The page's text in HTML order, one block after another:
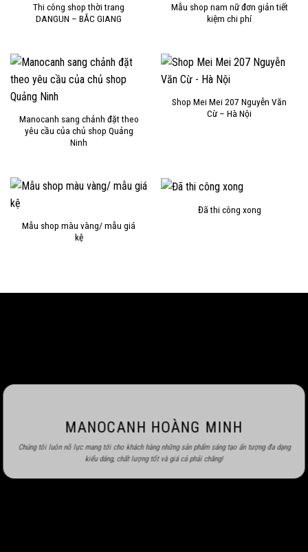
Thi công shop thời trang
DANGUN – BẮC GIANG
Mẫu shop nam nữ đơn giản tiết
kiệm chi phí
Manocanh sang chảnh đặt theo
yêu cầu của chủ shop Quảng
Ninh
Shop Mei Mei 207 Nguyễn Văn
Cừ – Hà Nội
Mẫu shop màu vàng/ mẫu giá
kệ
Đã thi công xong
MANOCANH HOÀNG MINH
Chúng tôi luôn nỗ lực mang tới cho khách hàng những sản phẩm sáng tạo ấn tượng đa dạng
kiểu dáng, chất lượng tốt và giá cả phải chăng!